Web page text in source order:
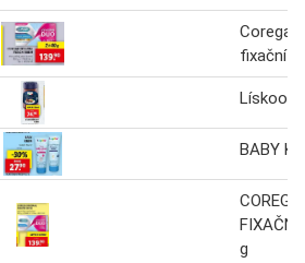
Corega
fixační
BABY
FIXAČNÍ
g